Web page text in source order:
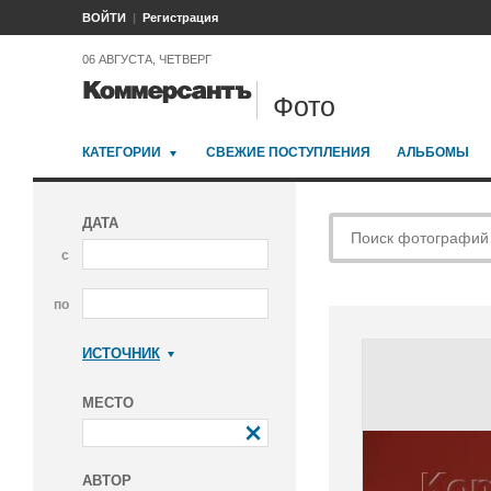
ВОЙТИ Регистрация
06 АВГУСТА, ЧЕТВЕРГ
Фото
КАТЕГОРИИ СВЕЖИЕ ПОСТУПЛЕНИЯ АЛЬБОМЫ
ДАТА
с
по
ИСТОЧНИК
МЕСТО
АВТОР